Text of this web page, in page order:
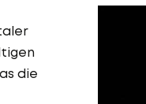
die